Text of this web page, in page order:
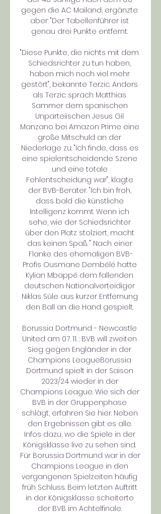
gegen die AC Mailand, ergänzte
aber: "Der Tabellenführer ist
genau drei Punkte entfernt.
"Diese Punkte, die nichts mit dem
Schiedsrichter zu tun haben,
haben mich noch viel mehr
gestört", bekannte Terzic. Anders
als Terzic sprach Matthias
Sammer dem spanischen
Unparteiischen Jesus Gil
Manzano bei Amazon Prime eine
große Mitschuld an der
Niederlage zu: "Ich finde, dass es
eine spielentscheidende Szene
und eine totale
Fehlentscheidung war", klagte
der BVB-Berater. "Ich bin froh,
dass bald die künstliche
Intelligenz kommt. Wenn ich
sehe, wie der Schiedsrichter
über den Platz stolziert, macht
das keinen Spaß. " Nach einer
Flanke des ehemaligen BVB-
Profis Ousmane Dembélé hatte
Kylian Mbappé dem fallenden
deutschen Nationalverteidiger
Niklas Süle aus kurzer Entfernung
den Ball an die Hand gespielt.
Borussia Dortmund - Newcastle
United am 07. 11. : BVB will zweiten
Sieg gegen Engländer in der
Champions LeagueBorussia
Dortmund spielt in der Saison
2023/24 wieder in der
Champions League. Wie sich der
BVB in der Gruppenphase
schlägt, erfahren Sie hier. Neben
den Ergebnissen gibt es alle
Infos dazu, wo die Spiele in der
Königsklasse live zu sehen sind.
Für Borussia Dortmund war in der
Champions League in den
vergangenen Spielzeiten häufig
früh Schluss. Beim letzten Auftritt
in der Königsklasse scheiterte
der BVB im Achtelfinale.